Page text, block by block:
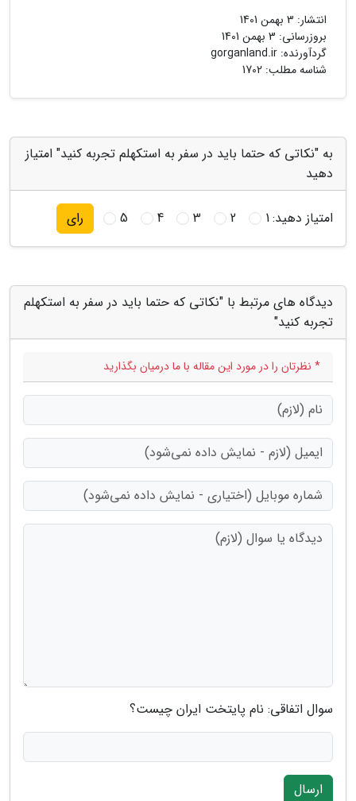
انتشار: 3 بهمن 1401
بروزرسانی: 3 بهمن 1401
گردآورنده: gorganland.ir
شناسه مطلب: 1702
به "نکاتی که حتما باید در سفر به استکهلم تجربه کنید" امتیاز
دهید
امتیاز دهید:1
2
3
4
5 رای
دیدگاه های مرتبط با "نکاتی که حتما باید در سفر به استکهلم
تجربه کنید"
* نظرتان را در مورد این مقاله با ما درمیان بگذارید
سوال اتفاقی: نام پایتخت ایران چیست؟
ارسال